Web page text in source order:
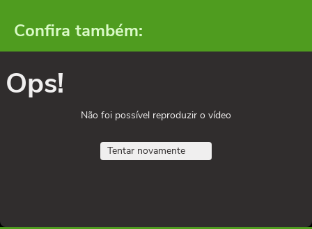
Confira também:
Ops!
Não foi possível reproduzir o vídeo
Tentar novamente